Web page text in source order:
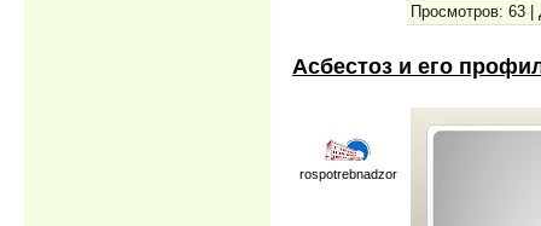
Просмотров: 63
Асбестоз и его
rospotrebnadzor